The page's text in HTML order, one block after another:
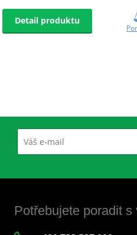
Detail produktu
Potřebujete poradit